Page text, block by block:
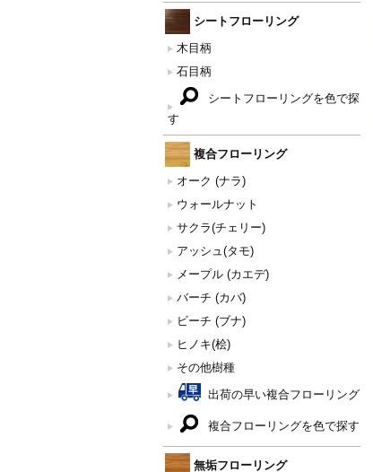
シートフローリング
木目柄
石目柄
シートフローリングを色で探
す
複合フローリング
オーク (ナラ)
ウォールナット
サクラ(チェリー)
アッシュ(タモ)
メープル (カエデ)
バーチ (カバ)
ビーチ (ブナ)
ヒノキ(桧)
その他樹種
出荷の早い複合フローリング
複合フローリングを色で探す
無垢フローリング